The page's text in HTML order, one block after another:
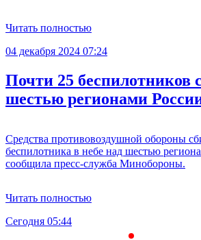
Читать полностью
04 декабря 2024 07:24
Почти 25 беспилотников
шестью регионами
Средства противовоздушной обороны
беспилотника в небе над шестью
сообщила пресс-служба Минобороны.
Читать полностью
Сегодня 05:44